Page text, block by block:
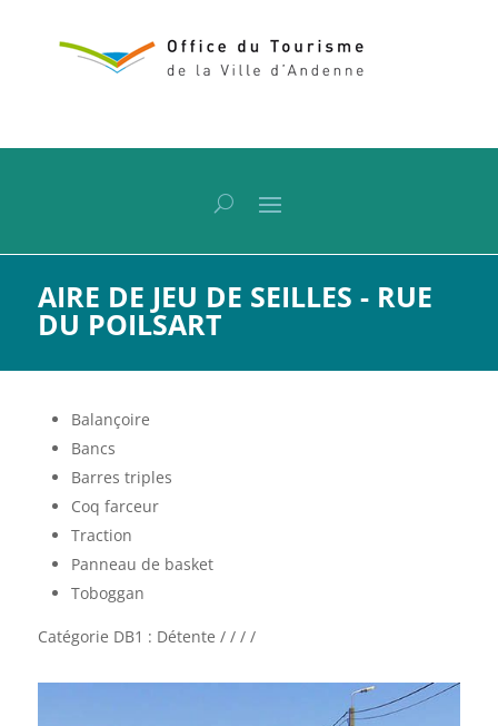
AIRE DE JEU DE SEILLES - RUE
DU POILSART
Balançoire
Bancs
Barres triples
Coq farceur
Traction
Panneau de basket
Toboggan
Catégorie DB1 : Détente / / / /